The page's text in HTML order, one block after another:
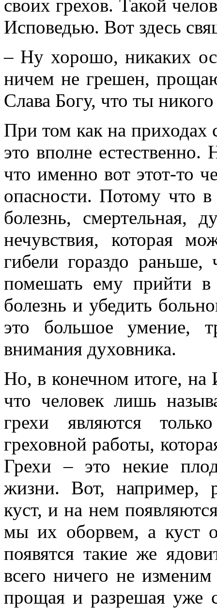
своих грехов. Такой
Исповедью. Вот здесь
– Ну хорошо, никаких
ничем не грешен,
Слава Богу, что ты
При том как на
это вполне
что именно вот этот-то
опасности. Потому что в
болезнь, смертельная,
нечувствия, которая
гибели гораздо
помешать ему прийти
болезнь и убедить
это большое умение,
внимания духовника.
Но, в конечном итоге, на
что человек лишь
грехи являются
греховной работы,
Грехи – это некие
жизни. Вот, например,
куст, и на нем
мы их оборвем, а куст
появятся такие же
всего ничего не
прощая и разрешая уже